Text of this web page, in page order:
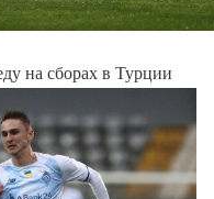
на сборах в Турции